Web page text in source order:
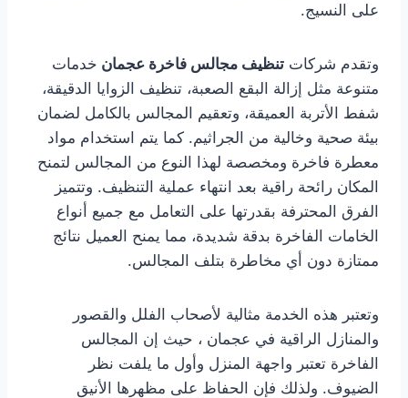
على النسيج.
وتقدم شركات تنظيف مجالس فاخرة عجمان خدمات
متنوعة مثل إزالة البقع الصعبة، تنظيف الزوايا الدقيقة،
شفط الأتربة العميقة، وتعقيم المجالس بالكامل لضمان
بيئة صحية وخالية من الجراثيم. كما يتم استخدام مواد
معطرة فاخرة ومخصصة لهذا النوع من المجالس لتمنح
المكان رائحة راقية بعد انتهاء عملية التنظيف. وتتميز
الفرق المحترفة بقدرتها على التعامل مع جميع أنواع
الخامات الفاخرة بدقة شديدة، مما يمنح العميل نتائج
ممتازة دون أي مخاطرة بتلف المجالس.
وتعتبر هذه الخدمة مثالية لأصحاب الفلل والقصور
والمنازل الراقية في عجمان ، حيث إن المجالس
الفاخرة تعتبر واجهة المنزل وأول ما يلفت نظر
الضيوف. ولذلك فإن الحفاظ على مظهرها الأنيق